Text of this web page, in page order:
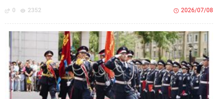
0 2352 2026/07/08